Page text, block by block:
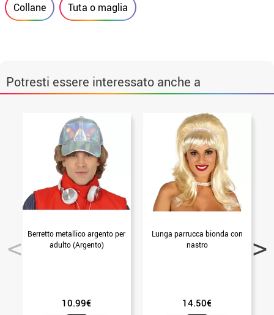
Collane Tuta o maglia
Potresti essere interessato anche a
Berretto metallico argento per
adulto (Argento)
10.99€
Lunga parrucca bionda con
nastro
14.50€